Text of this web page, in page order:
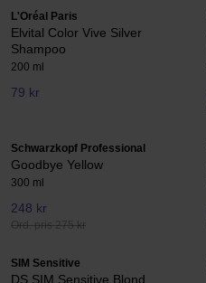
L'Oréal Paris
Elvital Color Vive Silver
Shampoo
200 ml
79 kr
Schwarzkopf Professional
Goodbye Yellow
300 ml
248 kr
Ord. pris 275 kr
SIM Sensitive
DS SIM Sensitive Blond